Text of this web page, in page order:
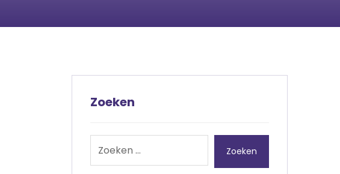
Zoeken
Zoeken